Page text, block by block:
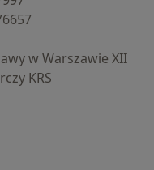
w Warszawie XII
KRS